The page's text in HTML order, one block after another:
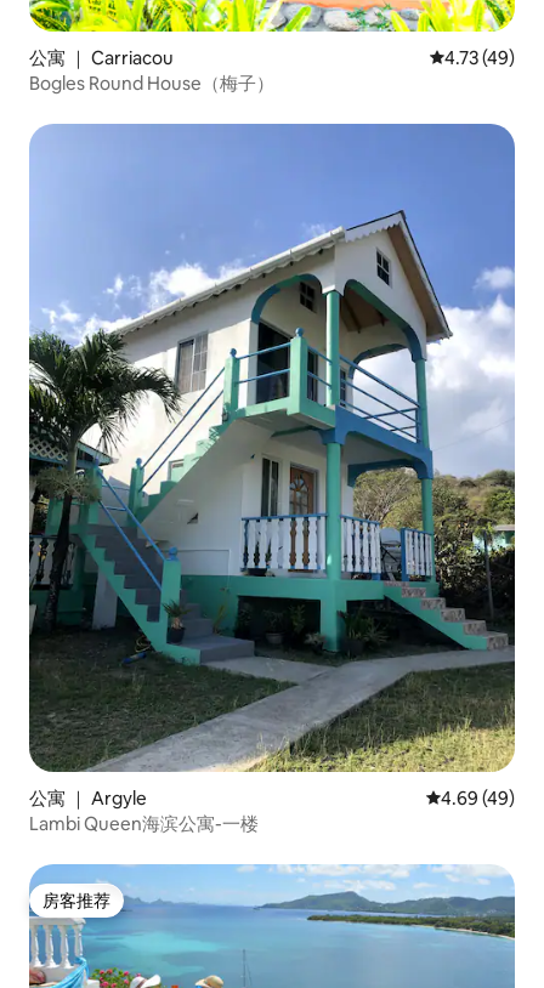
公寓 ｜ Carriacou 平均评分
4.73 (49)
Bogles Round House（梅子）
公寓 ｜ Argyle 平均评分
4.69 (49)
Lambi Queen海滨公寓-一楼
房客推荐
房客推荐